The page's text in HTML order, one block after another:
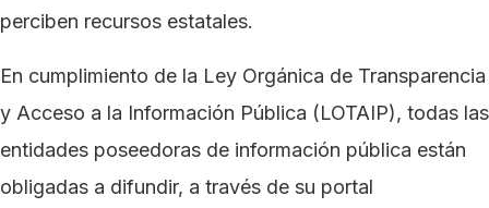
perciben recursos estatales.
En cumplimiento de la Ley Orgánica de Transparencia
y Acceso a la Información Pública (LOTAIP), todas las
entidades poseedoras de información pública están
obligadas a difundir, a través de su portal